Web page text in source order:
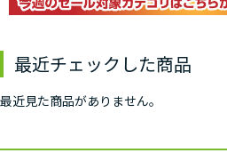
最近チェックした商品
最近見た商品がありません。